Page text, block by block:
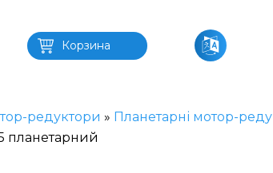
Корзина
редуктори » Планетарні мотор-
планетарний